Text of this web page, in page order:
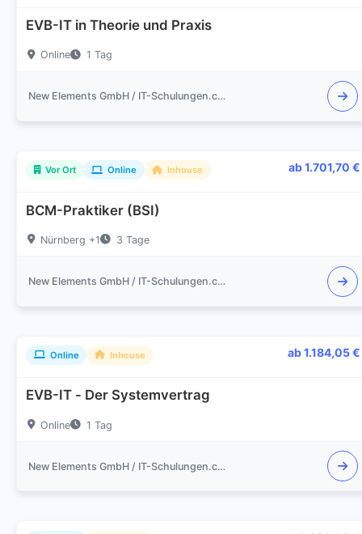
EVB-IT in Theorie und Praxis
Online 1 Tag
New Elements GmbH / IT-Schulungen.com
Vor Ort Online Inhouse ab 1.701,70 €
BCM-Praktiker (BSI)
Nürnberg +1 3 Tage
New Elements GmbH / IT-Schulungen.com
Online Inhouse ab 1.184,05 €
EVB-IT - Der Systemvertrag
Online 1 Tag
New Elements GmbH / IT-Schulungen.com